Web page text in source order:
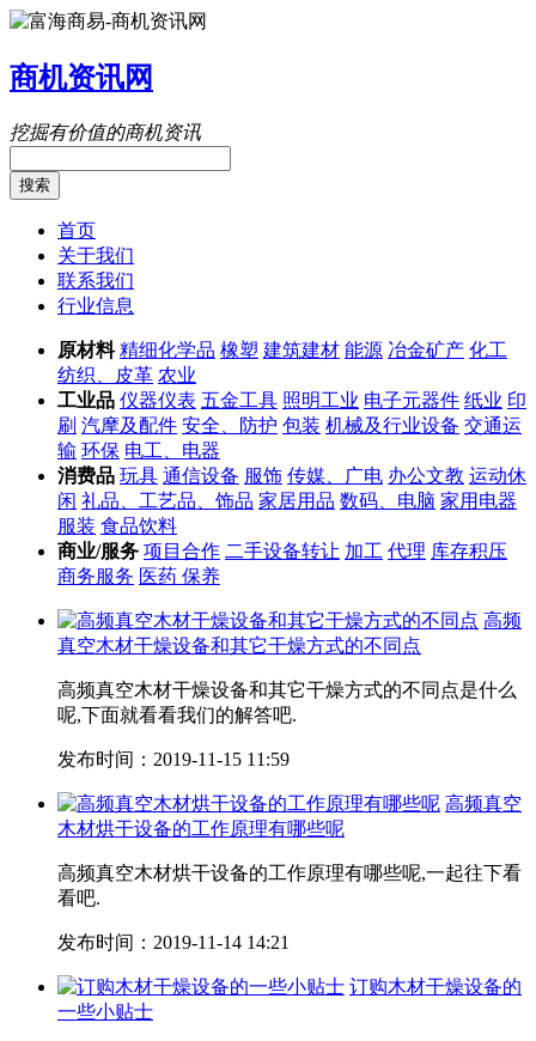
商机资讯网
挖掘有价值的商机资讯
搜索
首页
关于我们
联系我们
行业信息
原材料 精细化学品 橡塑 建筑建材 能源 冶金矿产 化工
纺织、皮革 农业
工业品 仪器仪表 五金工具 照明工业 电子元器件 纸业 印
刷 汽摩及配件 安全、防护 包装 机械及行业设备 交通运
输 环保 电工、电器
消费品 玩具 通信设备 服饰 传媒、广电 办公文教 运动休
闲 礼品、工艺品、饰品 家居用品 数码、电脑 家用电器
服装 食品饮料
商业/服务 项目合作 二手设备转让 加工 代理 库存积压
商务服务 医药 保养
高频
真空木材干燥设备和其它干燥方式的不同点
高频真空木材干燥设备和其它干燥方式的不同点是什么
呢,下面就看看我们的解答吧.
发布时间：2019-11-15 11:59
高频真空
木材烘干设备的工作原理有哪些呢
高频真空木材烘干设备的工作原理有哪些呢,一起往下看
看吧.
发布时间：2019-11-14 14:21
订购木材干燥设备的
一些小贴士